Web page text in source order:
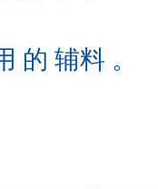
的 辅料 。